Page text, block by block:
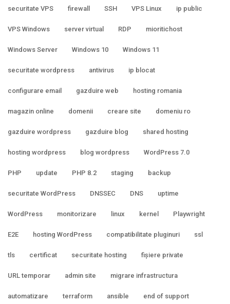
securitate VPS firewall SSH VPS Linux ip public
VPS Windows server virtual RDP mioritichost
Windows Server Windows 10 Windows 11
securitate wordpress antivirus ip blocat
configurare email gazduire web hosting romania
magazin online domenii creare site domeniu ro
gazduire wordpress gazduire blog shared hosting
hosting wordpress blog wordpress WordPress 7.0
PHP update PHP 8.2 staging backup
securitate WordPress DNSSEC DNS uptime
WordPress monitorizare linux kernel Playwright
E2E hosting WordPress compatibilitate pluginuri ssl
tls certificat securitate hosting fișiere private
URL temporar admin site migrare infrastructura
automatizare terraform ansible end of support